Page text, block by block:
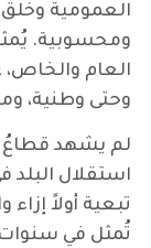
العمومية وخلق
ومحسوبية.
العام
وحتى وطنية،
لم يشهد قطاعُ
تبعية أولاً إزاء